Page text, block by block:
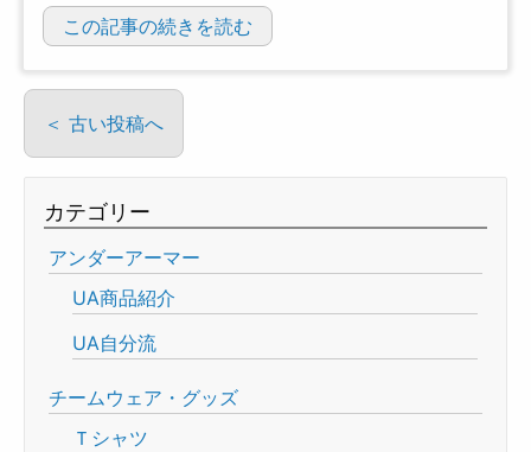
この記事の続きを読む
＜ 古い投稿へ
カテゴリー
アンダーアーマー
UA商品紹介
UA自分流
チームウェア・グッズ
Ｔシャツ